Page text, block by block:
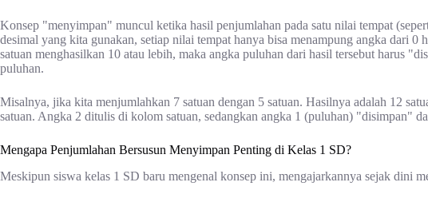
Konsep "menyimpan" muncul ketika hasil penjumlahan pada satu nilai tempat
desimal yang kita gunakan, setiap nilai tempat hanya bisa menampung angka dari
satuan menghasilkan 10 atau lebih, maka angka puluhan dari hasil tersebut harus
puluhan.
Misalnya, jika kita menjumlahkan 7 satuan dengan 5 satuan. Hasilnya adalah 12
satuan. Angka 2 ditulis di kolom satuan, sedangkan angka 1 (puluhan) "disimpan"
Mengapa Penjumlahan Bersusun Menyimpan Penting di Kelas 1 SD?
Meskipun siswa kelas 1 SD baru mengenal konsep ini, mengajarkannya sejak dini